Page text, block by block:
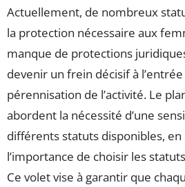
Actuellement, de nombreux
la protection nécessaire aux
manque de protections
devenir un frein décisif à
pérennisation de l’activité. Le
abordent la nécessité d’une
différents statuts disponibles,
l’importance de choisir les
Ce volet vise à garantir que